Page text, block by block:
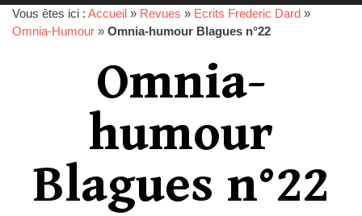
Vous êtes ici : Accueil » Revues » Ecrits Frederic Dard »
Omnia-Humour » Omnia-humour Blagues n°22
Omnia-
humour
Blagues n°22